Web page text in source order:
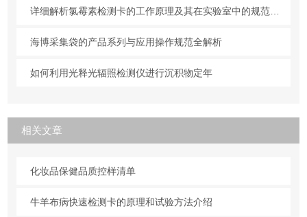
详细解析氯霉素检测卡的工作原理及其在实验室中的规范操作与维护方法
海博采集袋的产品系列与应用操作规范全解析
如何利用光释光辐照检测仪进行沉积物定年
相关文章
化妆品保健品质控样清单
牛羊布病快速检测卡的原理和试验方法介绍